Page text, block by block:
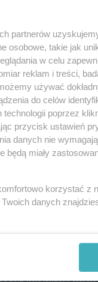
Udostępnij
zmienił
partnerów
osobowe, takie jak
w celu
reklam i treści,
używać
do celów
poprzez
przycisk ustawień
danych nie
miały
korzystać z
Twoich danych